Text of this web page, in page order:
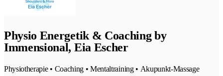
Physio Energetik & Coaching by
Immensional, Eia Escher
Physiotherapie • Coaching • Mentaltraining • Akupunkt-Massage